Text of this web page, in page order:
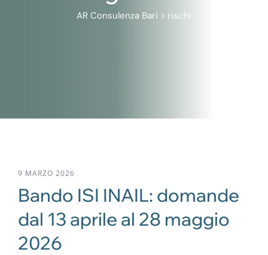
AR Consulenza Bari > rischi
9 MARZO 2026
Bando ISI INAIL: domande
dal 13 aprile al 28 maggio
2026